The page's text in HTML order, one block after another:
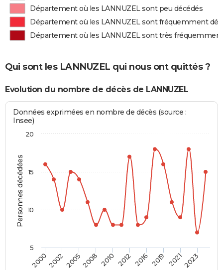
Département où les LANNUZEL sont peu décédés
Département où les LANNUZEL sont fréquemment
Département où les LANNUZEL sont très
Qui sont les LANNUZEL qui nous ont quittés ?
Evolution du nombre de décès de LANNUZEL
Personnes décédées
Données exprimées en nombre de décès (source :
Insee)
2000200220052008 2010 2012 2016 2019 20212023
5
10
15
20